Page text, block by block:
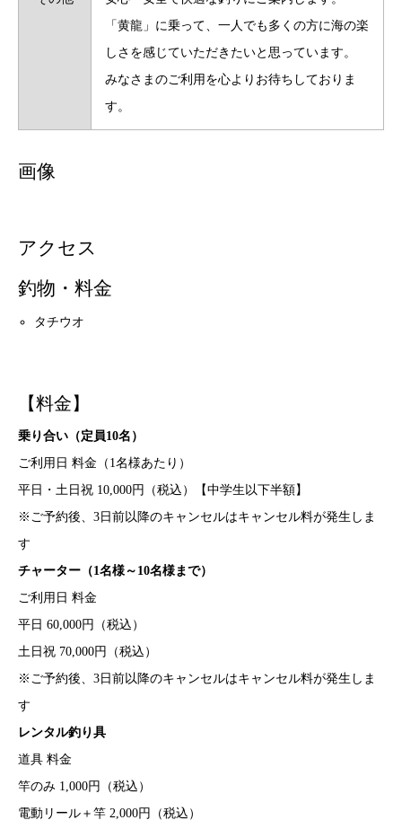
「黄龍」に乗って、一人でも多くの方に海の楽
しさを感じていただきたいと思っています。
みなさまのご利用を心よりお待ちしておりま
す。
画像
アクセス
釣物・料金
タチウオ
【料金】
乗り合い（定員10名）
ご利用日 料金（1名様あたり）
平日・土日祝 10,000円（税込）【中学生以下半額】
※ご予約後、3日前以降のキャンセルはキャンセル料が発生しま
す
チャーター（1名様～10名様まで）
ご利用日 料金
平日 60,000円（税込）
土日祝 70,000円（税込）
※ご予約後、3日前以降のキャンセルはキャンセル料が発生しま
す
レンタル釣り具
道具 料金
竿のみ 1,000円（税込）
電動リール＋竿 2,000円（税込）